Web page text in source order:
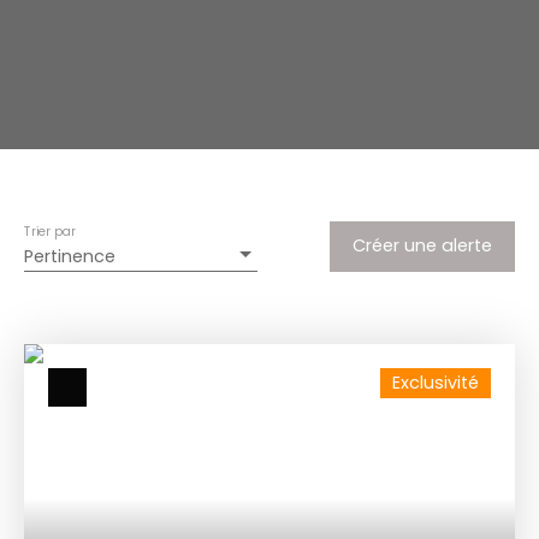
Pertinence
Trier par
Créer une alerte
Exclusivité